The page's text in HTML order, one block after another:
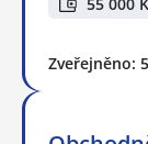
Zveřejněno: